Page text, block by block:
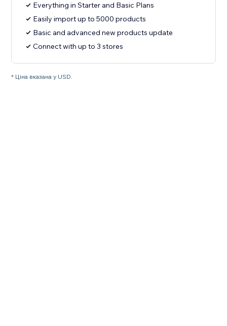
Everything in Starter and Basic Plans
Easily import up to 5000 products
Basic and advanced new products update
Connect with up to 3 stores
* Ціна вказана у USD.